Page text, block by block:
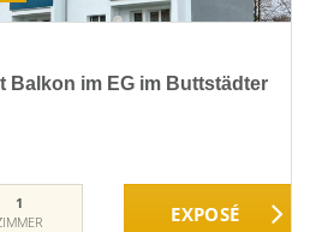
Balkon im EG im Buttstädter
1